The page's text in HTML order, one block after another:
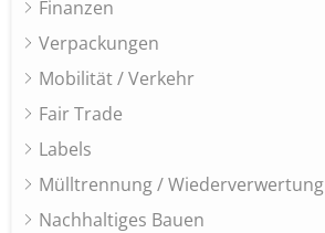
Finanzen
Verpackungen
Mobilität / Verkehr
Fair Trade
Labels
Mülltrennung / Wiederverwertung
Nachhaltiges Bauen